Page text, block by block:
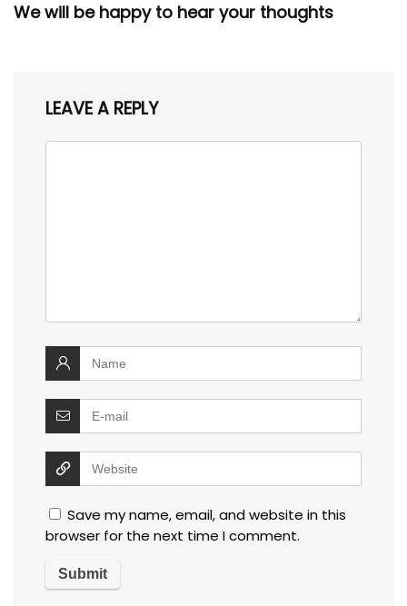
We will be happy to hear your thoughts
LEAVE A REPLY
Save my name, email, and website in this
browser for the next time I comment.